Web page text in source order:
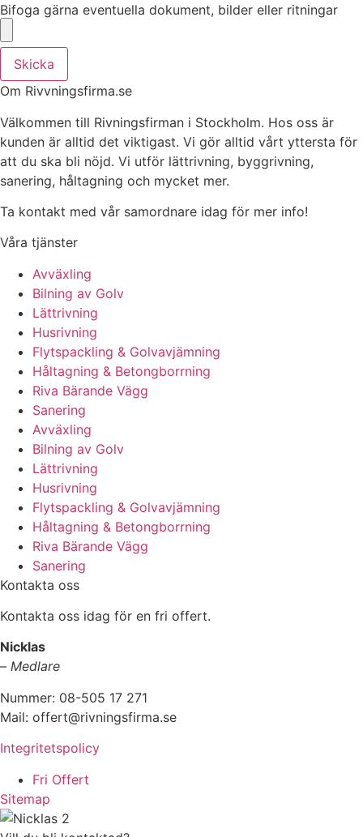
Bifoga gärna eventuella dokument, bilder eller ritningar
Skicka
Om Rivvningsfirma.se
Välkommen till Rivningsfirman i Stockholm. Hos oss är
kunden är alltid det viktigast. Vi gör alltid vårt yttersta för
att du ska bli nöjd. Vi utför lättrivning, byggrivning,
sanering, håltagning och mycket mer.
Ta kontakt med vår samordnare idag för mer info!
Våra tjänster
Avväxling
Bilning av Golv
Lättrivning
Husrivning
Flytspackling & Golvavjämning
Håltagning & Betongborrning
Riva Bärande Vägg
Sanering
Avväxling
Bilning av Golv
Lättrivning
Husrivning
Flytspackling & Golvavjämning
Håltagning & Betongborrning
Riva Bärande Vägg
Sanering
Kontakta oss
Kontakta oss idag för en fri offert.
Nicklas
– Medlare
Nummer: 08-505 17 271
Mail: offert@rivningsfirma.se
Integritetspolicy
Fri Offert
Sitemap